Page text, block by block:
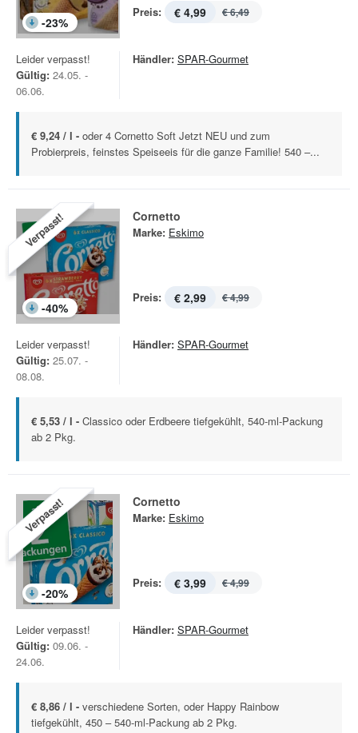
-23%
Preis: € 4,99 € 6,49
Leider verpasst!
Gültig: 24.05. -
06.06.
Händler: SPAR-Gourmet
€ 9,24 / l - oder 4 Cornetto Soft Jetzt NEU und zum
Probierpreis, feinstes Speiseeis für die ganze Familie! 540 –...
Verpasst!
-40%
Cornetto
Marke: Eskimo
Preis: € 2,99 € 4,99
Leider verpasst!
Gültig: 25.07. -
08.08.
Händler: SPAR-Gourmet
€ 5,53 / l - Classico oder Erdbeere tiefgekühlt, 540-ml-Packung
ab 2 Pkg.
Verpasst!
-20%
Cornetto
Marke: Eskimo
Preis: € 3,99 € 4,99
Leider verpasst!
Gültig: 09.06. -
24.06.
Händler: SPAR-Gourmet
€ 8,86 / l - verschiedene Sorten, oder Happy Rainbow
tiefgekühlt, 450 – 540-ml-Packung ab 2 Pkg.